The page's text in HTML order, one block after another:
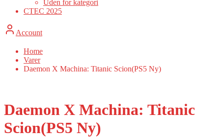
Uden for kategori
CTEC 2025
Account
Home
Varer
Daemon X Machina: Titanic Scion(PS5 Ny)
Daemon X Machina: Titanic
Scion(PS5 Ny)